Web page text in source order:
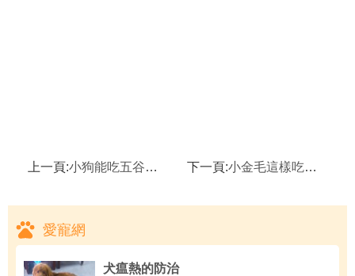
上一頁:小狗能吃五谷雜糧麼？ 下一頁:小金毛這樣吃可以嗎？
愛寵網
犬瘟熱的防治